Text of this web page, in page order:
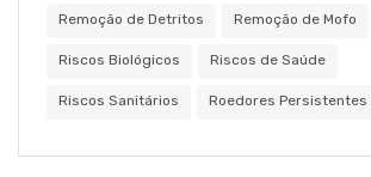
Remoção de Detritos Remoção de Mofo
Riscos Biológicos Riscos de Saúde
Riscos Sanitários Roedores Persistentes